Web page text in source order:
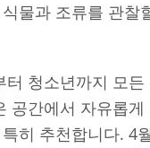
물과 조류를 관찰
터 청소년까지 모든
공간에서 자유롭게
히 추천합니다. 4